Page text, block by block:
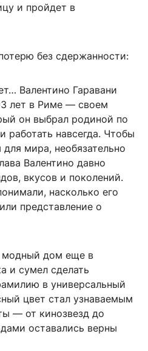
и пройдет в
без сдержанности:
Валентино Гаравани
лет в Риме — своем
он выбрал родиной по
работать навсегда. Чтобы
мира, необязательно
Валентино давно
вкусов и поколений.
насколько его
представление о
модный дом еще в
и сумел сделать
в универсальный
цвет стал узнаваемым
— от кинозвезд до
оставались верны